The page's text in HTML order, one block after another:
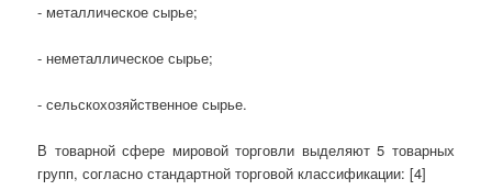
- металлическое сырье;
- неметаллическое сырье;
- сельскохозяйственное сырье.
В товарной сфере мировой торговли выделяют 5 товарных
групп, согласно стандартной торговой классификации: [4]